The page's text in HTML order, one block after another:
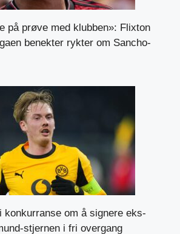
på prøve med klubben»: Flixton
benekter rykter om Sancho-
konkurranse om å signere eks-
stjernen i fri overgang